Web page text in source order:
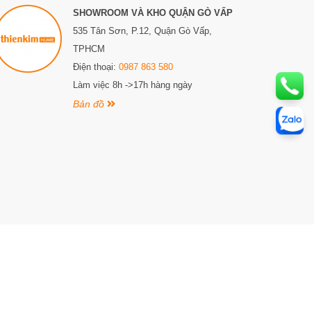
(1.250.000)
- Thẻ từ lớn (45.000đ)
SHOWROOM VÀ KHO QUẬN GÒ VẤP
535 Tân Sơn, P.12, Quận Gò Vấp,
TPHCM
Điện thoại: 0987 863 580
Làm việc 8h ->17h hàng ngày
Bản đồ